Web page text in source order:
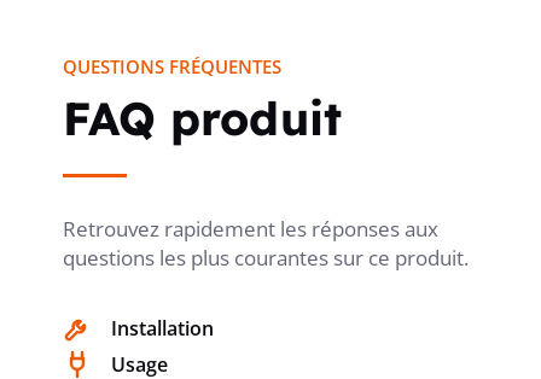
QUESTIONS FRÉQUENTES
FAQ produit
Retrouvez rapidement les réponses aux
questions les plus courantes sur ce produit.
Installation
Usage